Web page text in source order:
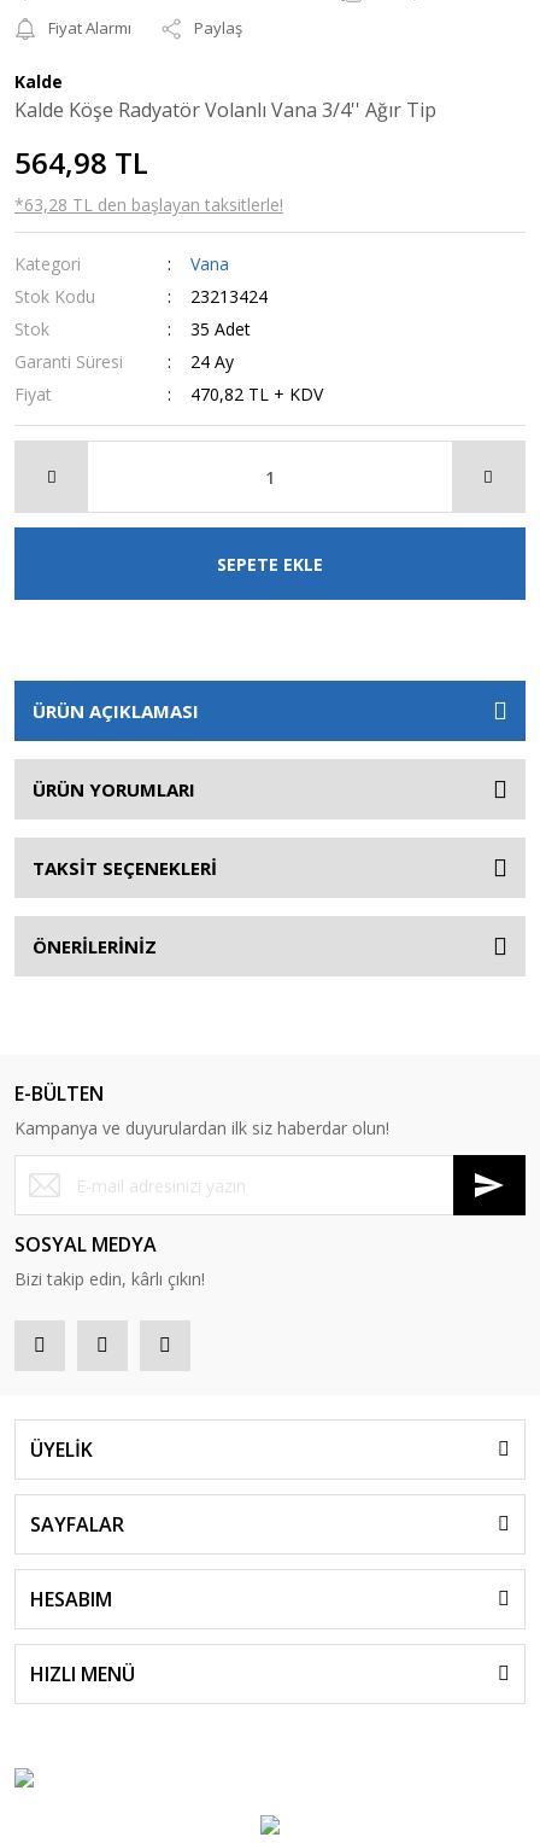
Fiyat Alarmı
Paylaş
Kalde
Kalde Köşe Radyatör Volanlı Vana 3/4'' Ağır Tip
564,98 TL
*63,28 TL den başlayan taksitlerle!
Kategori
Vana
Stok Kodu
23213424
Stok
35 Adet
Garanti Süresi
24 Ay
Fiyat
470,82 TL + KDV
SEPETE EKLE
ÜRÜN AÇIKLAMASI
ÜRÜN YORUMLARI
TAKSİT SEÇENEKLERİ
ÖNERİLERİNİZ
E-BÜLTEN
Kampanya ve duyurulardan ilk siz haberdar olun!
SOSYAL MEDYA
Bizi takip edin, kârlı çıkın!
ÜYELİK
SAYFALAR
HESABIM
HIZLI MENÜ